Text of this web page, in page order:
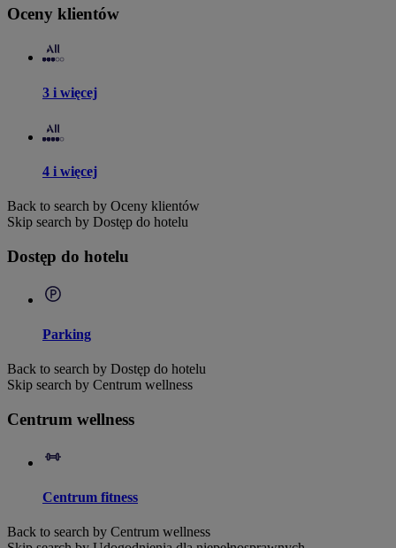
Oceny klientów
3 i więcej
4 i więcej
Back to search by Oceny klientów
Skip search by Dostęp do hotelu
Dostęp do hotelu
Parking
Back to search by Dostęp do hotelu
Skip search by Centrum wellness
Centrum wellness
Centrum fitness
Back to search by Centrum wellness